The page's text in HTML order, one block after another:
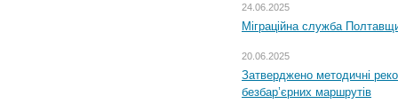
24.06.2025
Міграційна служба
20.06.2025
Затверджено методичні
безбар’єрних маршрутів